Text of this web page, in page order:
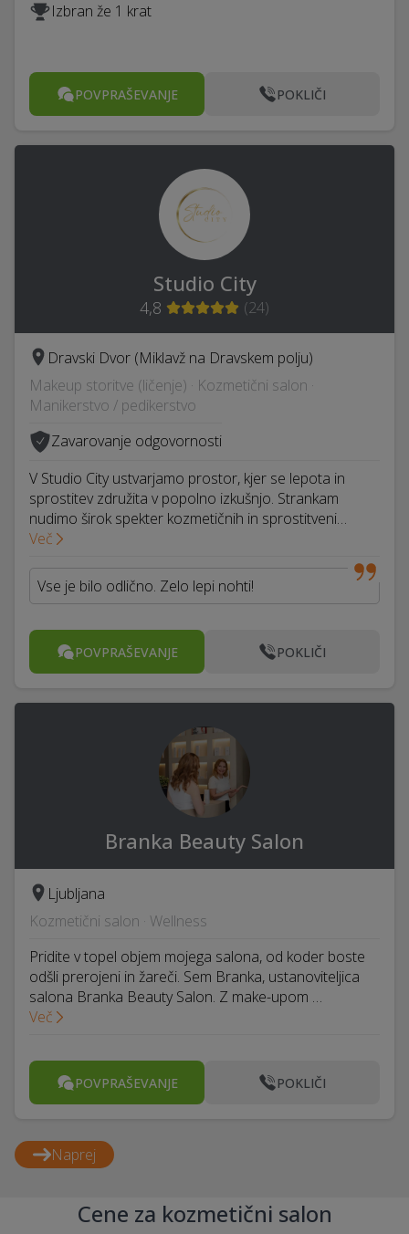
Izbran že 1 krat
POVPRAŠEVANJE POKLIČI
Studio City
4,8 (24)
Dravski Dvor (Miklavž na Dravskem polju)
Makeup storitve (ličenje) · Kozmetični salon ·
Manikerstvo / pedikerstvo
Zavarovanje odgovornosti
V Studio City ustvarjamo prostor, kjer se lepota in
sprostitev združita v popolno izkušnjo. Strankam
nudimo širok spekter kozmetičnih in sprostitveni…
Več
Vse je bilo odlično. Zelo lepi nohti!
POVPRAŠEVANJE POKLIČI
Branka Beauty Salon
Ljubljana
Kozmetični salon · Wellness
Pridite v topel objem mojega salona, od koder boste
odšli prerojeni in žareči. Sem Branka, ustanoviteljica
salona Branka Beauty Salon. Z make-upom …
Več
POVPRAŠEVANJE POKLIČI
Naprej
Cene za kozmetični salon